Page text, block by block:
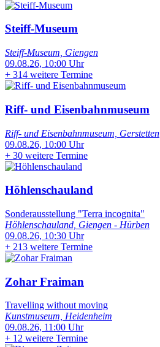
Steiff-Museum
Steiff-Museum, Giengen
09.08.26, 10:00 Uhr
+ 314 weitere Termine
Riff- und Eisenbahnmuseum
Riff- und Eisenbahnmuseum, Gerstetten
09.08.26, 10:00 Uhr
+ 30 weitere Termine
Höhlenschauland
Sonderausstellung "Terra incognita"
Höhlenschauland, Giengen - Hürben
09.08.26, 10:30 Uhr
+ 213 weitere Termine
Zohar Fraiman
Travelling without moving
Kunstmuseum, Heidenheim
09.08.26, 11:00 Uhr
+ 12 weitere Termine